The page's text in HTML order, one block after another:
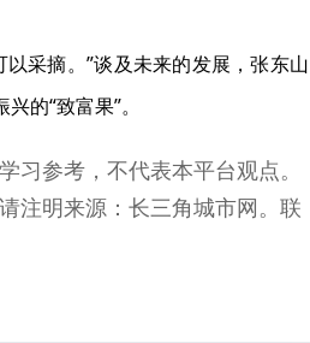
采摘。”谈及未来的发展，张东山
的“致富果”。
参考，不代表本平台观点。
注明来源：长三角城市网。联